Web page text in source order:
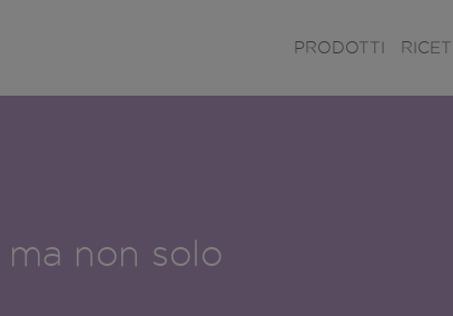
PRODOTTI
non solo